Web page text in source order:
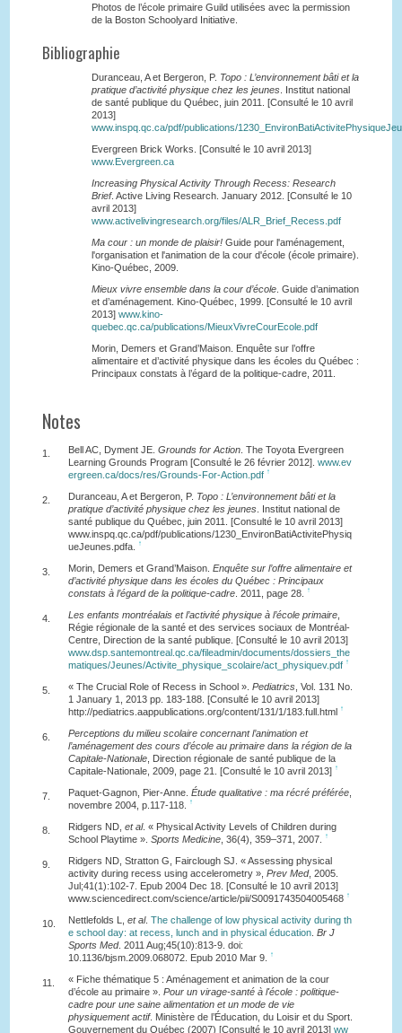
Photos de l’école primaire Guild utilisées avec la permission
de la Boston Schoolyard Initiative.
Bibliographie
Duranceau, A et Bergeron, P. Topo : L’environnement bâti et la
pratique d’activité physique chez les jeunes. Institut national
de santé publique du Québec, juin 2011. [Consulté le 10 avril
2013]
www.inspq.qc.ca/pdf/publications/
Evergreen Brick Works. [Consulté le 10 avril 2013]
www.Evergreen.ca
Increasing Physical Activity Through Recess: Research
Brief. Active Living Research. January 2012. [Consulté le 10
avril 2013]
www.activelivingresearch.org/files/ALR_Brief_Recess.pdf
Ma cour : un monde de plaisir!Guide pour l'aménagement,
l'organisation et l'animation de la cour d'école (école primaire).
Kino-Québec, 2009.
Mieux vivre ensemble dans la cour d’école. Guide d’animation
et d’aménagement. Kino-Québec, 1999. [Consulté le 10 avril
2013] www.kino-
quebec.qc.ca/publications/MieuxVivreCourEcole.pdf
Morin, Demers et Grand’Maison. Enquête sur l’offre
alimentaire et d’activité physique dans les écoles du Québec :
Principaux constats à l’égard de la politique-cadre, 2011.
Notes
1. Bell AC, Dyment JE. Grounds for Action. The Toyota Evergreen
Learning Grounds Program [Consulté le 26 février 2012]. www.ev
ergreen.ca/docs/res/Grounds-For-Action.pdf ↑
2. Duranceau, A et Bergeron, P. Topo : L’environnement bâti et la
pratique d’activité physique chez les jeunes. Institut national de
santé publique du Québec, juin 2011. [Consulté le 10 avril 2013]
www.inspq.qc.ca/pdf/publications/1230_EnvironBatiActivitePhysiq
ueJeunes.pdfa. ↑
3. Morin, Demers et Grand’Maison. Enquête sur l’offre alimentaire et
d’activité physique dans les écoles du Québec : Principaux
constats à l’égard de la politique-cadre. 2011, page 28. ↑
4. Les enfants montréalais et l’activité physique à l’école primaire,
Régie régionale de la santé et des services sociaux de Montréal-
Centre, Direction de la santé publique. [Consulté le 10 avril 2013]
www.dsp.santemontreal.qc.ca/fileadmin/documents/dossiers_the
matiques/Jeunes/Activite_physique_scolaire/act_physiquev.pdf ↑
5. « The Crucial Role of Recess in School ». Pediatrics, Vol. 131 No.
1 January 1, 2013 pp. 183-188. [Consulté le 10 avril 2013]
http://pediatrics.aappublications.org/content/131/1/183.full.html
↑
6.
Perceptions du milieu scolaire concernant l’animation et
l’aménagement des cours d’école au primaire dans la région de la
Capitale-Nationale, Direction régionale de santé publique de la
Capitale-Nationale, 2009, page 21. [Consulté le 10 avril 2013] ↑
7. Paquet-Gagnon, Pier-Anne. Étude qualitative : ma récré préférée,
novembre 2004, p.117-118. ↑
8. Ridgers ND, et al. « Physical Activity Levels of Children during
School Playtime ». Sports Medicine, 36(4), 359–371, 2007. ↑
9.
Ridgers ND, Stratton G, Fairclough SJ. « Assessing physical
activity during recess using accelerometry », Prev Med, 2005.
Jul;41(1):102-7. Epub 2004 Dec 18. [Consulté le 10 avril 2013]
www.sciencedirect.com/science/article/pii/S0091743504005468 ↑
10. Nettlefolds L, et al. The challenge of low physical activity during th
e school day: at recess, lunch and in physical éducation. Br J
Sports Med. 2011 Aug;45(10):813-9. doi:
10.1136/bjsm.2009.068072. Epub 2010 Mar 9. ↑
11.
« Fiche thématique 5 : Aménagement et animation de la cour
d’école au primaire ». Pour un virage-santé à l'école : politique-
cadre pour une saine alimentation et un mode de vie
physiquement actif. Ministère de l’Éducation, du Loisir et du Sport.
Gouvernement du Québec (2007) [Consulté le 10 avril 2013] ww